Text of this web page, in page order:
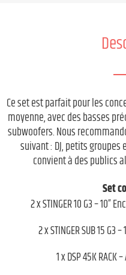
Ce set est parfait pour les
moyenne, avec des basses
subwoofers. Nous
suivant : DJ, petits groupes et
convient à des publics
Set
2 x STINGER 10 G3 –
2 x STINGER SUB 15
1 x DSP 45K